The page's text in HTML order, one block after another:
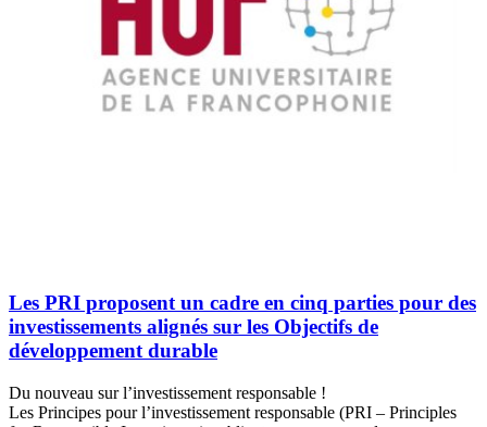
Les PRI proposent un cadre en cinq parties pour des
investissements alignés sur les Objectifs de
développement durable
Du nouveau sur l’investissement responsable !
Les Principes pour l’investissement responsable (PRI – Principles